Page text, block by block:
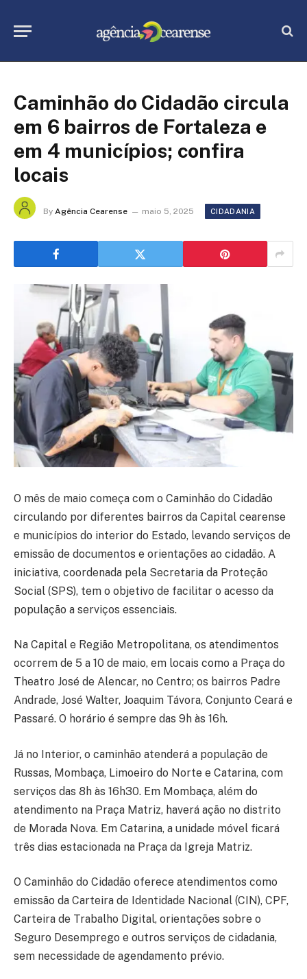
Caminhão do Cidadão circula
em 6 bairros de Fortaleza e
em 4 municípios; confira
locais
By Agência Cearense maio 5, 2025 CIDADANIA
O mês de maio começa com o Caminhão do Cidadão
circulando por diferentes bairros da Capital cearense
e municípios do interior do Estado, levando serviços de
emissão de documentos e orientações ao cidadão. A
iniciativa, coordenada pela Secretaria da Proteção
Social (SPS), tem o objetivo de facilitar o acesso da
população a serviços essenciais.
Na Capital e Região Metropolitana, os atendimentos
ocorrem de 5 a 10 de maio, em locais como a Praça do
Theatro José de Alencar, no Centro; os bairros Padre
Andrade, José Walter, Joaquim Távora, Conjunto Ceará e
Passaré. O horário é sempre das 9h às 16h.
Já no Interior, o caminhão atenderá a população de
Russas, Mombaça, Limoeiro do Norte e Catarina, com
serviços das 8h às 16h30. Em Mombaça, além do
atendimento na Praça Matriz, haverá ação no distrito
de Morada Nova. Em Catarina, a unidade móvel ficará
três dias estacionada na Praça da Igreja Matriz.
O Caminhão do Cidadão oferece atendimentos como
emissão da Carteira de Identidade Nacional (CIN), CPF,
Carteira de Trabalho Digital, orientações sobre o
Seguro Desemprego e outros serviços de cidadania,
sem necessidade de agendamento prévio.